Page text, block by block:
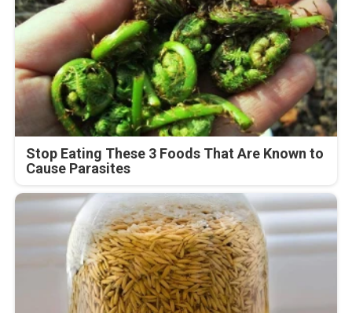
Stop Eating These 3 Foods That Are Known to
Cause Parasites